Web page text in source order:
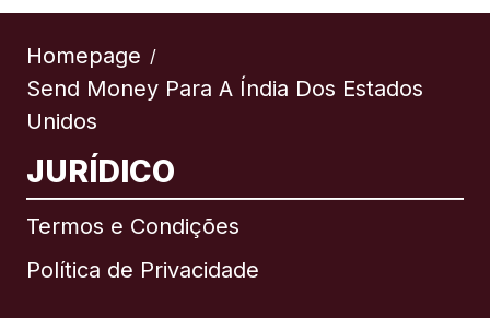
Homepage /
Send Money Para A Índia Dos Estados
Unidos
JURÍDICO
Termos e Condições
Política de Privacidade